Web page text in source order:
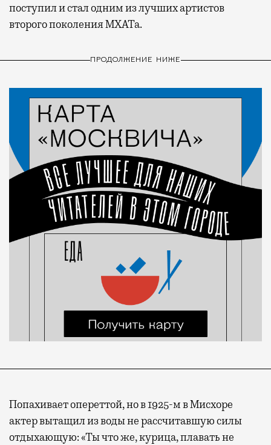
поступил и стал одним из лучших артистов
второго поколения МХАТа.
ПРОДОЛЖЕНИЕ НИЖЕ
Попахивает опереттой, но в 1925-м в Мисхоре
актер вытащил из воды не рассчитавшую силы
отдыхающую: «Ты что же, курица, плавать не